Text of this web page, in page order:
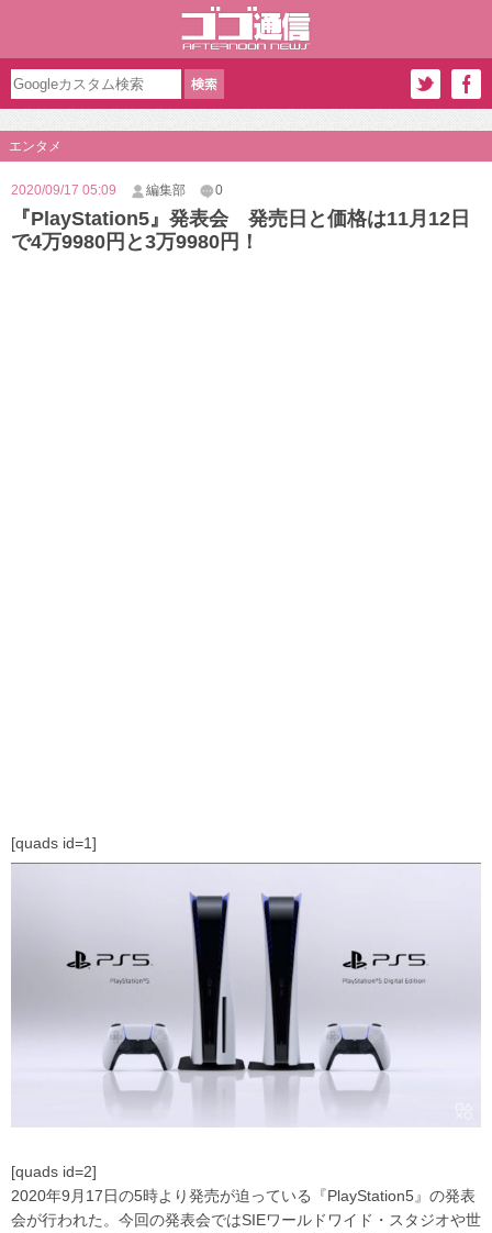
エンタメ
2020/09/17 05:09 編集部 0
『PlayStation5』発表会 発売日と価格は11月12日
で4万9980円と3万9980円！
[quads id=1]
[quads id=2]
2020年9月17日の5時より発売が迫っている『PlayStation5』の発表
会が行われた。今回の発表会ではSIEワールドワイド・スタジオや世